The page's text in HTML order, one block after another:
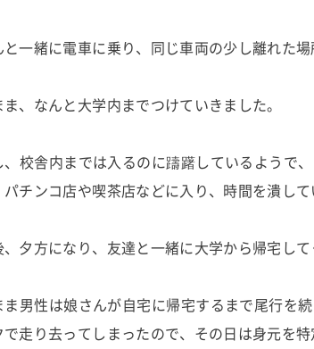
一緒に電車に乗り、同じ車両の少し離れた
、なんと大学内までつけていきました。
、校舎内までは入るのに躊躇しているようで
パチンコ店や喫茶店などに入り、時間を潰して
、夕方になり、友達と一緒に大学から帰宅し
ま男性は娘さんが自宅に帰宅するまで尾行を
で走り去ってしまったので、その日は身元を特